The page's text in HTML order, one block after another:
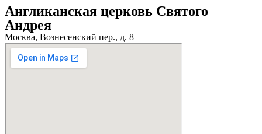
Англиканская церковь Святого
Андрея
Москва, Вознесенский пер., д. 8